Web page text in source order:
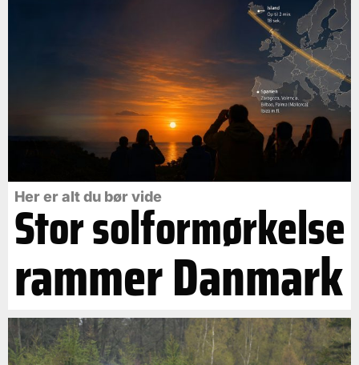
Her er alt du bør vide
Stor solformørkelse
rammer Danmark